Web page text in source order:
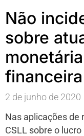
Não
sobre
financeira
2 de junho de 2020
Nas aplicações de
CSLL sobre o